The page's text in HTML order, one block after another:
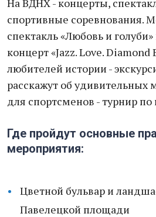
На ВДНХ - концерты,
спортивные соревнования.
спектакль «Любовь и
концерт «Jazz. Love. Diamond
любителей истории -
расскажут об удивительных
для спортсменов - турнир
Где пройдут основные
мероприятия:
Цветной бульвар и
Павелецкой площади